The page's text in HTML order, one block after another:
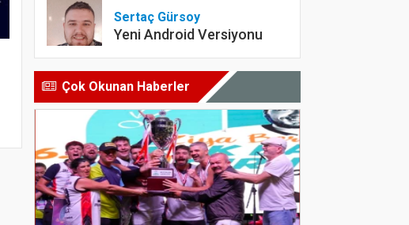
Sertaç Gürsoy
Yeni Android Versiyonu
Dyt. Merve Köksal
Diyet yapılırken en çok
yapılan hatalar nelerdir?
Sercan Turna
Şampiyon olacak bizim
çocuklar
Çok Okunan Haberler